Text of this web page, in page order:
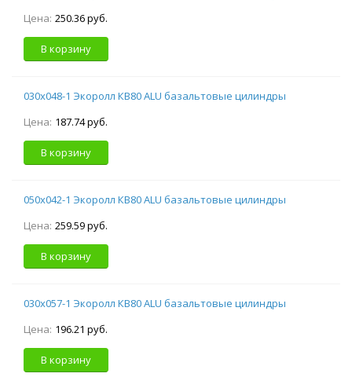
Цена: 250.36 руб.
В корзину
030х048-1 Экоролл КВ80 ALU базальтовые цилиндры
Цена: 187.74 руб.
В корзину
050х042-1 Экоролл КВ80 ALU базальтовые цилиндры
Цена: 259.59 руб.
В корзину
030х057-1 Экоролл КВ80 ALU базальтовые цилиндры
Цена: 196.21 руб.
В корзину